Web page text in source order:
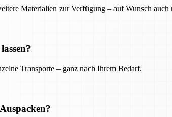
Materialien zur Verfügung – auf Wunsch
Transporte – ganz nach Ihrem Bedarf.